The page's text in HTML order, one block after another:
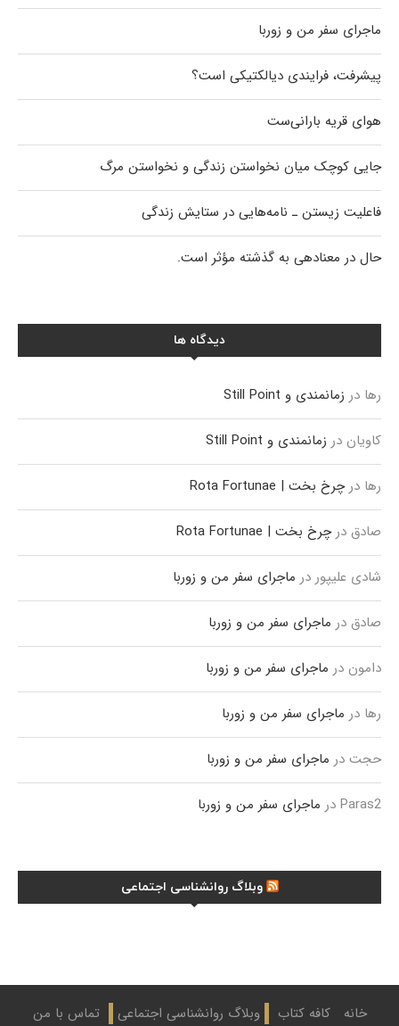
ماجرای سفر من و زوربا
پیشرفت، فرایندی دیالکتیکی است؟
هوای قریه بارانی‌ست
جایی کوچک میان نخواستن زندگی و نخواستن مرگ
فاعلیت زیستن ـ نامه‌هایی در ستایش زندگی
حال در معنادهی به گذشته مؤثر است.
دیدگاه ها
رها در زمانمندی و Still Point
کاویان در زمانمندی و Still Point
رها درچرخ بخت | Rota Fortunae
صادق درچرخ بخت | Rota Fortunae
شادی علیپور در ماجرای سفر من و زوربا
صادق در ماجرای سفر من و زوربا
دامون در ماجرای سفر من و زوربا
رها در ماجرای سفر من و زوربا
حجت در ماجرای سفر من و زوربا
Paras2 در ماجرای سفر من و زوربا
وبلاگ روانشناسی اجتماعی
خانه کافه کتاب وبلاگ روانشناسی اجتماعی تماس با من